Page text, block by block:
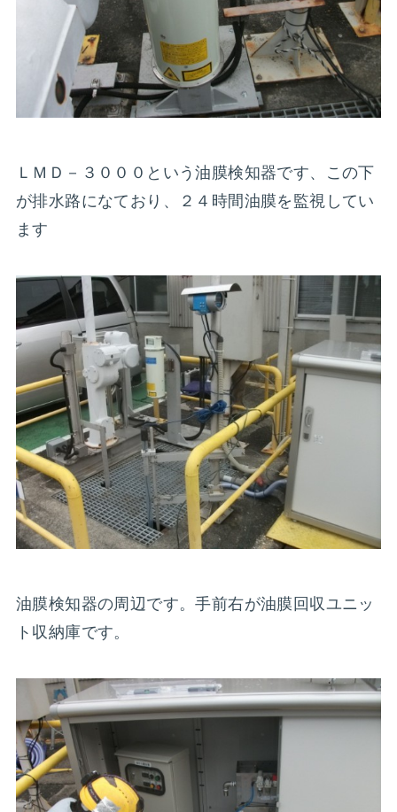
ＬＭＤ－３０００という油膜検知器です、この下
が排水路になており、２４時間油膜を監視してい
ます
油膜検知器の周辺です。手前右が油膜回収ユニッ
ト収納庫です。